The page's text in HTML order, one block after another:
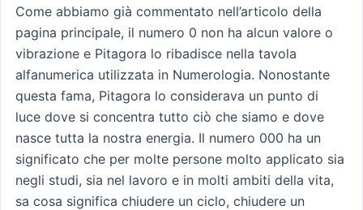
Come abbiamo già commentato nell’articolo della
pagina principale, il numero 0 non ha alcun valore o
vibrazione e Pitagora lo ribadisce nella tavola
alfanumerica utilizzata in Numerologia. Nonostante
questa fama, Pitagora lo considerava un punto di
luce dove si concentra tutto ciò che siamo e dove
nasce tutta la nostra energia. Il numero 000 ha un
significato che per molte persone molto applicato sia
negli studi, sia nel lavoro e in molti ambiti della vita,
sa cosa significa chiudere un ciclo, chiudere un